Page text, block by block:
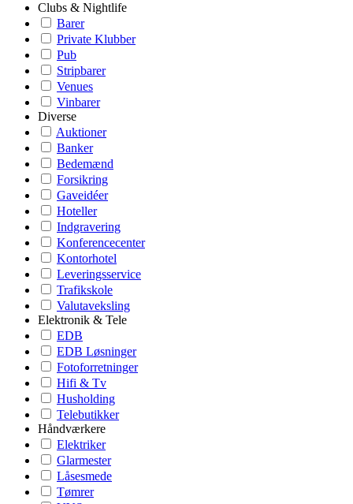
Clubs & Nightlife
Barer
Private Klubber
Pub
Stripbarer
Venues
Vinbarer
Diverse
Auktioner
Banker
Bedemænd
Forsikring
Gaveidéer
Hoteller
Indgravering
Konferencecenter
Kontorhotel
Leveringsservice
Trafikskole
Valutaveksling
Elektronik & Tele
EDB
EDB Løsninger
Fotoforretninger
Hifi & Tv
Husholding
Telebutikker
Håndværkere
Elektriker
Glarmester
Låsesmede
Tømrer